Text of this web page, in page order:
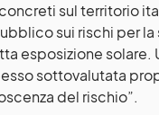
sul territorio
sui rischi per
esposizione solare.
sottovalutata
del rischio”.